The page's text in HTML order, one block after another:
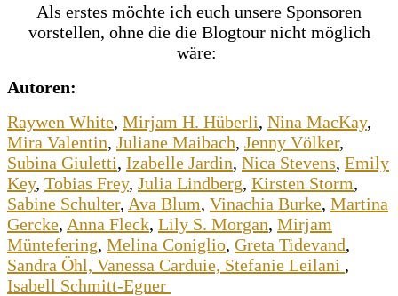
Als erstes möchte ich euch unsere Sponsoren
vorstellen, ohne die die Blogtour nicht möglich
wäre:
Autoren:
Raywen White, Mirjam H. Hüberli, Nina MacKay,
Mira Valentin, Juliane Maibach, Jenny Völker,
Subina Giuletti, Izabelle Jardin, Nica Stevens, Emily
Key, Tobias Frey, Julia Lindberg, Kirsten Storm,
Sabine Schulter, Ava Blum, Vinachia Burke, Martina
Gercke, Anna Fleck, Lily S. Morgan, Mirjam
Müntefering, Melina Coniglio, Greta Tidevand,
Sandra Öhl, Vanessa Carduie, Stefanie Leilani ,
Isabell Schmitt-Egner